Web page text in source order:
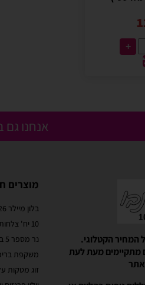
+
אנחנו
המחיר הקטלוגי.
מתקיימים מעת לעת
מוצרים
בלון מיילר 26" צהוב עולה מכבי תל אביב
10 יח' צלחות נייר ורוד פוקסיה מטאלי 20 ס"מ
נר מספר 5 בצבע כסף
משקפת
זוג מטקות
בלוני ריינבאו הפכו להיות חלק קסום בבוקר
יומההולדת המשפחתי שלנו
ריינבאו הפכו להיות חלק קסום בבוקר
שלנו. מוצרים יפים, מבצעים טובים
יעיל ואמין. אפשרות נוחה לאמצעי תשלום